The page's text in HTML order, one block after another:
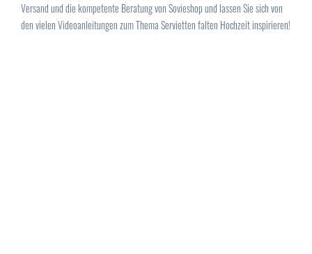
Versand und die kompetente Beratung von Sovieshop und lassen Sie sich von
den vielen Videoanleitungen zum Thema Servietten falten Hochzeit inspirieren!